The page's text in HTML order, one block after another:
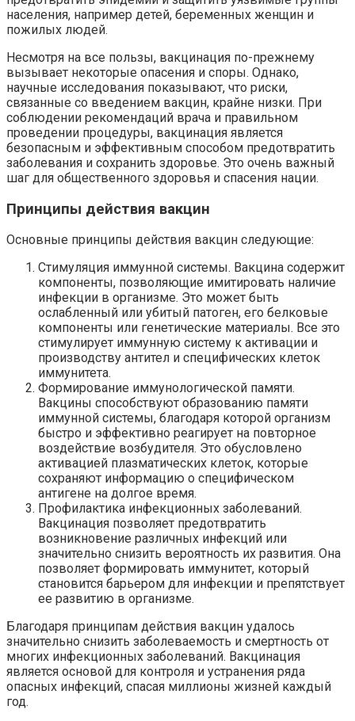
населения, например детей, беременных женщин и
пожилых людей.
Несмотря на все пользы, вакцинация по-прежнему
вызывает некоторые опасения и споры. Однако,
научные исследования показывают, что риски,
связанные со введением вакцин, крайне низки. При
соблюдении рекомендаций врача и правильном
проведении процедуры, вакцинация является
безопасным и эффективным способом предотвратить
заболевания и сохранить здоровье. Это очень важный
шаг для общественного здоровья и спасения нации.
Принципы действия вакцин
Основные принципы действия вакцин следующие:
Стимуляция иммунной системы. Вакцина содержит
компоненты, позволяющие имитировать наличие
инфекции в организме. Это может быть
ослабленный или убитый патоген, его белковые
компоненты или генетические материалы. Все это
стимулирует иммунную систему к активации и
производству антител и специфических клеток
иммунитета.
Формирование иммунологической памяти.
Вакцины способствуют образованию памяти
иммунной системы, благодаря которой организм
быстро и эффективно реагирует на повторное
воздействие возбудителя. Это обусловлено
активацией плазматических клеток, которые
сохраняют информацию о специфическом
антигене на долгое время.
Профилактика инфекционных заболеваний.
Вакцинация позволяет предотвратить
возникновение различных инфекций или
значительно снизить вероятность их развития. Она
позволяет формировать иммунитет, который
становится барьером для инфекции и препятствует
ее развитию в организме.
Благодаря принципам действия вакцин удалось
значительно снизить заболеваемость и смертность от
многих инфекционных заболеваний. Вакцинация
является основой для контроля и устранения ряда
опасных инфекций, спасая миллионы жизней каждый
год.